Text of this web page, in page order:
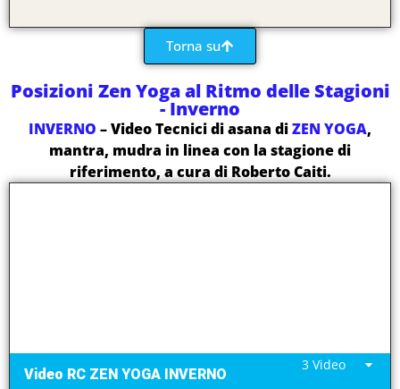
Torna su
Posizioni Zen Yoga al Ritmo delle Stagioni
- Inverno
INVERNO – Video Tecnici di asana diZEN YOGA,
mantra, mudra in linea con la stagione di
riferimento, a cura di Roberto Caiti.
Video RC ZEN YOGA INVERNO
3 Video